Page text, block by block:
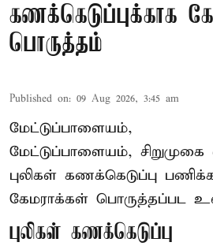
கணக்கெடுப்புக்காக
பொருத்தம்
Published on: 09 Aug 2026, 3:45 am
மேட்டுப்பாளையம்,
மேட்டுப்பாளையம், சிறுமுகை
புலிகள் கணக்கெடுப்பு
கேமராக்கள் பொருத்தப்பட
புலிகள் கணக்கெடுப்பு